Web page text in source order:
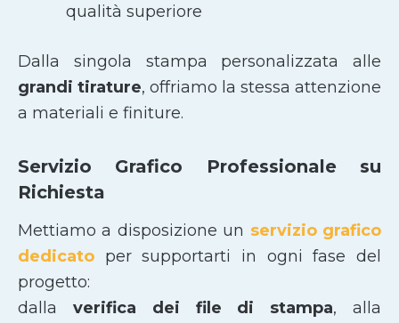
qualità superiore
Dalla singola stampa personalizzata alle
grandi tirature, offriamo la stessa attenzione
a materiali e finiture.
Servizio Grafico Professionale su
Richiesta
Mettiamo a disposizione un servizio grafico
dedicato per supportarti in ogni fase del
progetto:
dalla verifica dei file di stampa, alla